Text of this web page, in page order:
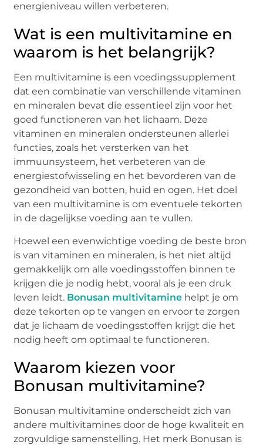
energieniveau willen verbeteren.
Wat is een multivitamine en
waarom is het belangrijk?
Een multivitamine is een voedingssupplement
dat een combinatie van verschillende vitaminen
en mineralen bevat die essentieel zijn voor het
goed functioneren van het lichaam. Deze
vitaminen en mineralen ondersteunen allerlei
functies, zoals het versterken van het
immuunsysteem, het verbeteren van de
energiestofwisseling en het bevorderen van de
gezondheid van botten, huid en ogen. Het doel
van een multivitamine is om eventuele tekorten
in de dagelijkse voeding aan te vullen.
Hoewel een evenwichtige voeding de beste bron
is van vitaminen en mineralen, is het niet altijd
gemakkelijk om alle voedingsstoffen binnen te
krijgen die je nodig hebt, vooral als je een druk
leven leidt. Bonusan multivitamine helpt je om
deze tekorten op te vangen en ervoor te zorgen
dat je lichaam de voedingsstoffen krijgt die het
nodig heeft om optimaal te functioneren.
Waarom kiezen voor
Bonusan multivitamine?
Bonusan multivitamine onderscheidt zich van
andere multivitamines door de hoge kwaliteit en
zorgvuldige samenstelling. Het merk Bonusan is